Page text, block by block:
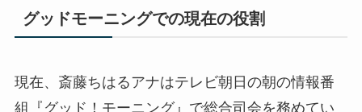
グッドモーニングでの現在の役割
現在、斎藤ちはるアナはテレビ朝日の朝の情報番
組『グッド！モーニング』で総合司会を務めてい